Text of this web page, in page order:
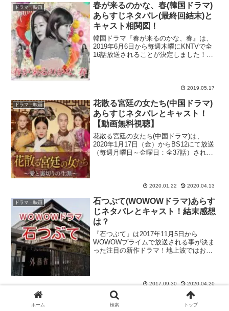
ドラマ・映画
春が来るのかな、春(韓国ドラマ)
あらすじネタバレ(最終回結末)と
キャスト相関図！
韓国ドラマ『春が来るのかな、春』は、
2019年6月6日から毎週木曜にKNTVで全
16話放送されることが決定しました！シ
2019.05.17
ドラマ・映画
花散る宮廷の女たち(中国ドラマ)
あらすじネタバレとキャスト！
【動画無料視聴】
花散る宮廷の女たち(中国ドラマ)は、
2020年1月17日（金）からBS12にて放送
（毎週月曜日～金曜日：全37話）されて
2020.01.22 2020.04.13
ドラマ・映画
石つぶて(WOWOWドラマ)あらす
じネタバレとキャスト！結末感想
は？
『石つぶて』は2017年11月5日から
WOWOWプライムで放送される事が決ま
った注目の新作ドラマ！地上波ではお目
ンドラマが登場！原作小...
2017.09.30 2020.04.20
愛はぽろぽろ(韓国ドラマ)あらす
じネタバレ(最終回結末)とキャス
ホーム 検索 トップ